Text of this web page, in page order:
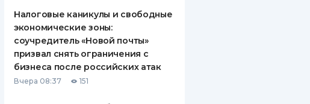
Налоговые каникулы и свободные
экономические зоны:
соучредитель «Новой почты»
призвал снять ограничения с
бизнеса после российских атак
Вчера 08:37 151